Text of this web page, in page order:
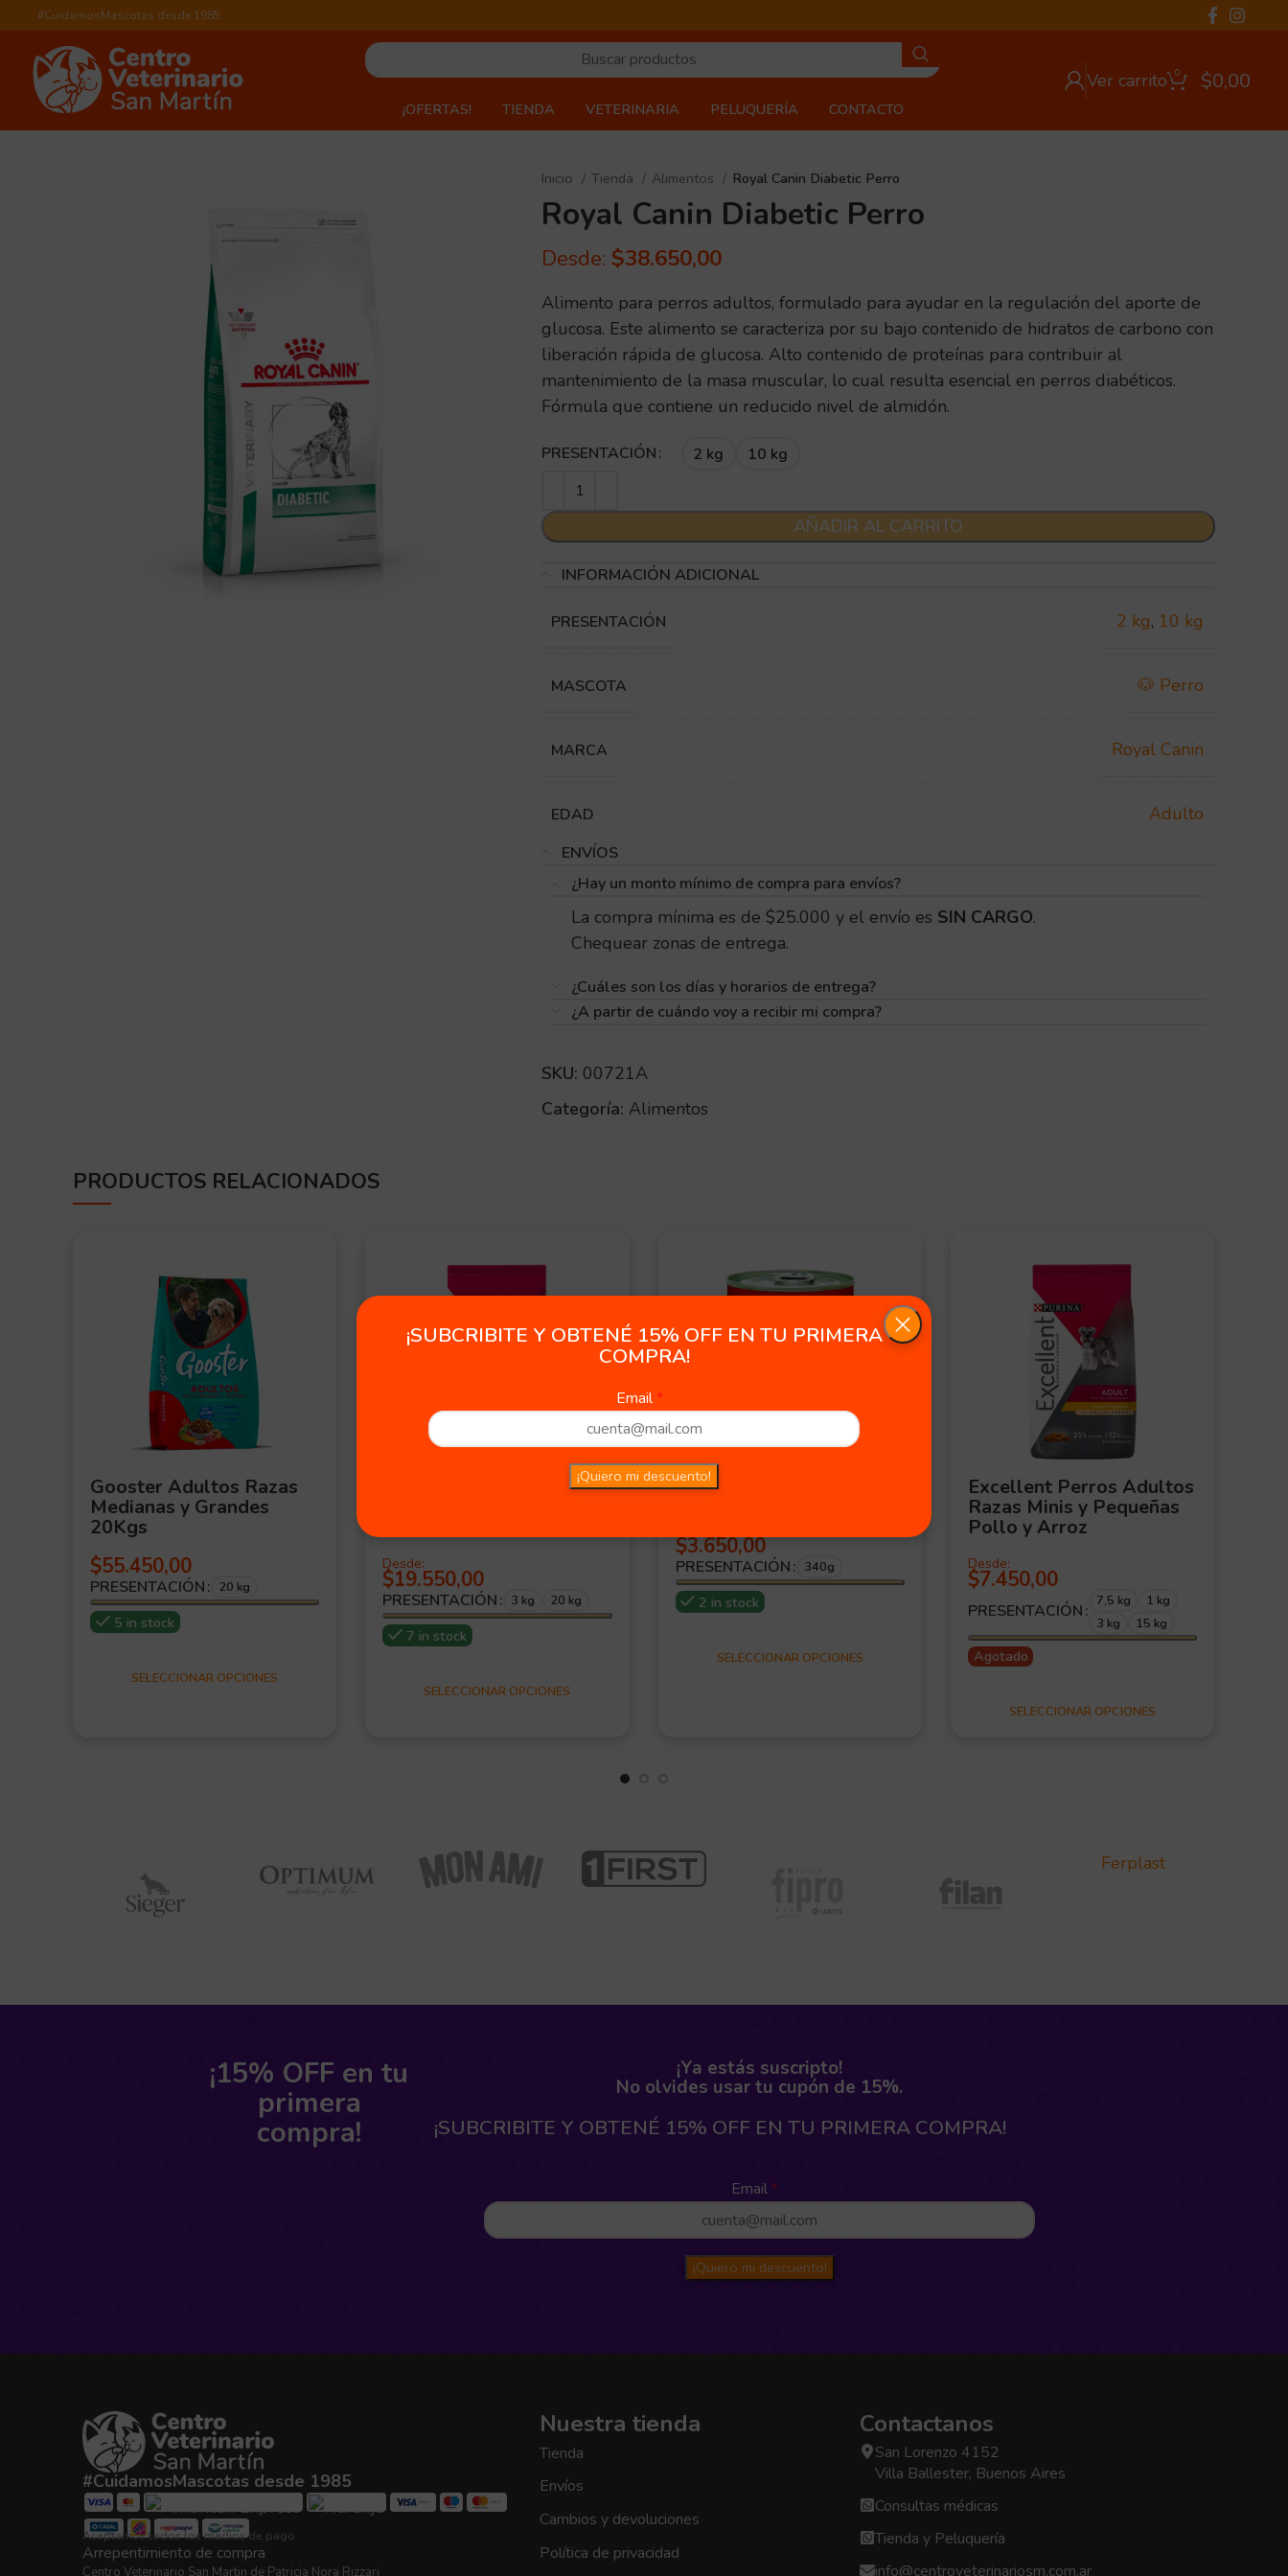
¡SUBCRIBITE Y OBTENÉ 15% OFF EN TU PRIMERA
COMPRA!
Email
¡Quiero mi descuento!
#CuidamosMascotas desde 1985.
Ver carrito 0 $0,00
¡OFERTAS! TIENDA VETERINARIA PELUQUERÍA CONTACTO
Inicio Tienda Alimentos Royal Canin Diabetic Perro
Royal Canin Diabetic Perro
Desde: $38.650,00
Alimento para perros adultos, formulado para ayudar en la regulación del aporte de
glucosa. Este alimento se caracteriza por su bajo contenido de hidratos de carbono con
liberación rápida de glucosa. Alto contenido de proteínas para contribuir al
mantenimiento de la masa muscular, lo cual resulta esencial en perros diabéticos.
Fórmula que contiene un reducido nivel de almidón.
PRESENTACIÓN 2 kg 10 kg
AÑADIR AL CARRITO
INFORMACIÓN ADICIONAL
PRESENTACIÓN 2 kg, 10 kg
MASCOTA 🐶 Perro
MARCA Royal Canin
EDAD Adulto
TAMAÑO DEL PERRO
TIPO DE ALIMENTO
SALUD
ENVÍOS
¿Hay un monto mínimo de compra para envíos?
La compra mínima es de $25.000 y el envío es SIN CARGO.
Chequear zonas de entrega.
¿Cuáles son los días y horarios de entrega?
¿A partir de cuándo voy a recibir mi compra?
SKU: 00721A
Categoría: Alimentos
PRODUCTOS RELACIONADOS
Gooster Adultos Razas
Medianas y Grandes
20Kgs
$55.450,00
PRESENTACIÓN 20 kg
5 in stock
SELECCIONAR OPCIONES
Excellent Perros Adultos
Desde:
$19.550,00
PRESENTACIÓN 3 kg 20 kg
7 in stock
SELECCIONAR OPCIONES
Pedigree Lata Adulto
$3.650,00
PRESENTACIÓN 340g
2 in stock
SELECCIONAR OPCIONES
Excellent Perros Adultos
Razas Minis y Pequeñas
Pollo y Arroz
Desde:
$7.450,00
PRESENTACIÓN 7,5 kg
1 kg
3 kg
15 kg
Agotado
SELECCIONAR OPCIONES
Ferplast
¡15% OFF en tu
primera
compra!
¡Ya estás suscripto!
No olvides usar tu cupón de 15%.
¡SUBCRIBITE Y OBTENÉ 15% OFF EN TU PRIMERA COMPRA!
Email
¡Quiero mi descuento!
#CuidamosMascotas desde 1985
Aceptamos todos los medios de pago
Arrepentimiento de compra
Centro Veterinario San Martin de Patricia Nora Rizzari
Nuestra tienda
Tienda
Envíos
Cambios y devoluciones
Política de privacidad
Contactanos
San Lorenzo 4152
Villa Ballester, Buenos Aires
Consultas médicas
Tienda y Peluquería
info@centroveterinariosm.com.ar